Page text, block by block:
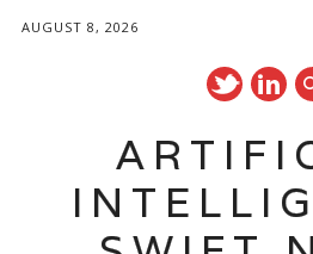
AUGUST 8, 2026